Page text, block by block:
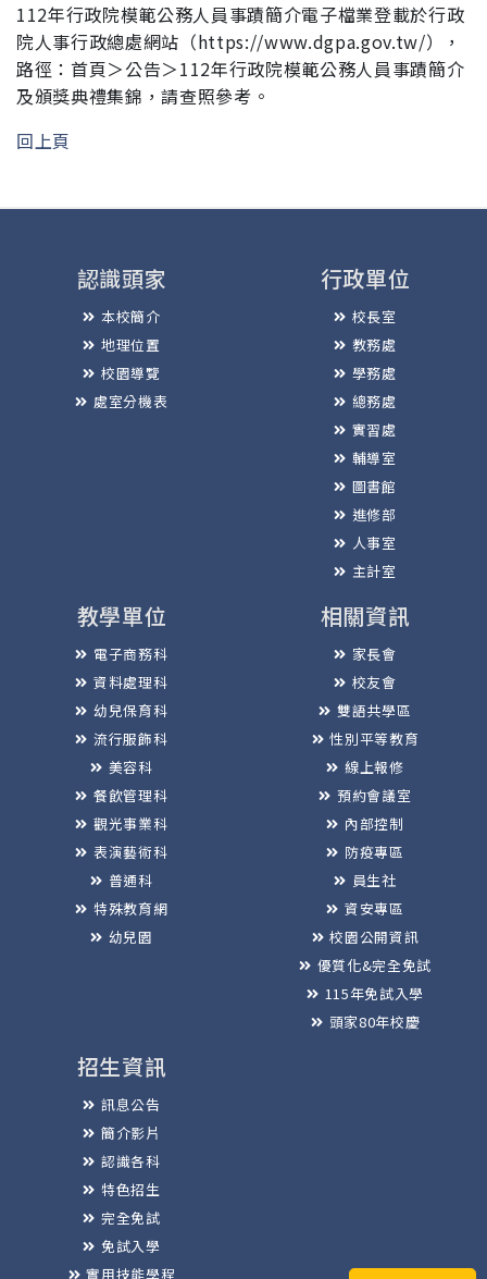
112年行政院模範公務人員事蹟簡介電子檔業登載於行政
院人事行政總處網站（https://www.dgpa.gov.tw/），
路徑：首頁＞公告＞112年行政院模範公務人員事蹟簡介
及頒獎典禮集錦，請查照參考。
回上頁
認識頭家
本校簡介
地理位置
校園導覽
處室分機表
行政單位
校長室
教務處
學務處
總務處
實習處
輔導室
圖書館
進修部
人事室
主計室
教學單位
電子商務科
資料處理科
幼兒保育科
流行服飾科
美容科
餐飲管理科
觀光事業科
表演藝術科
普通科
特殊教育網
幼兒園
相關資訊
家長會
校友會
雙語共學區
性別平等教育
線上報修
預約會議室
內部控制
防疫專區
員生社
資安專區
校園公開資訊
優質化&完全免試
115年免試入學
頭家80年校慶
招生資訊
訊息公告
簡介影片
認識各科
特色招生
完全免試
免試入學
實用技能學程